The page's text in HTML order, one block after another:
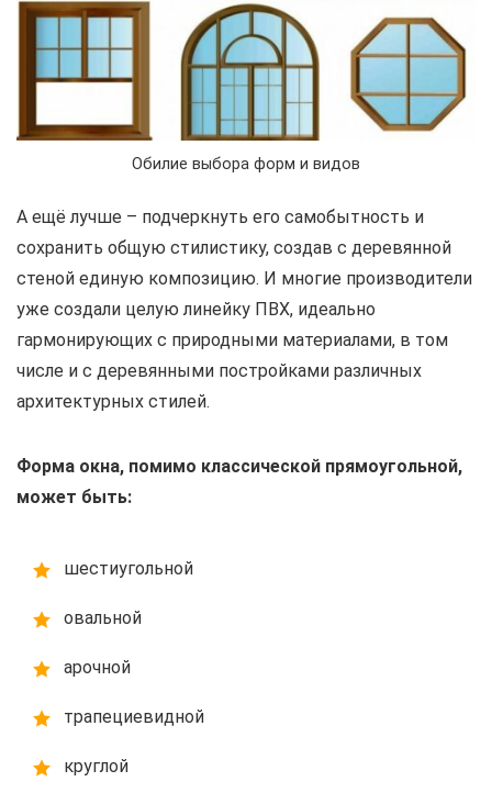
Обилие выбора форм и видов
А ещё лучше – подчеркнуть его самобытность и
сохранить общую стилистику, создав с деревянной
стеной единую композицию. И многие производители
уже создали целую линейку ПВХ, идеально
гармонирующих с природными материалами, в том
числе и с деревянными постройками различных
архитектурных стилей.
Форма окна, помимо классической прямоугольной,
может быть:
шестиугольной
овальной
арочной
трапециевидной
круглой